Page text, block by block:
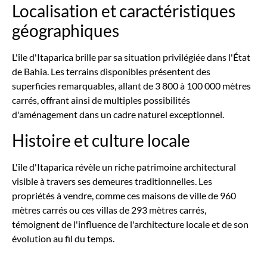
Localisation et caractéristiques
géographiques
L'île d'Itaparica brille par sa situation privilégiée dans l'État
de Bahia. Les terrains disponibles présentent des
superficies remarquables, allant de 3 800 à 100 000 mètres
carrés, offrant ainsi de multiples possibilités
d'aménagement dans un cadre naturel exceptionnel.
Histoire et culture locale
L'île d'Itaparica révèle un riche patrimoine architectural
visible à travers ses demeures traditionnelles. Les
propriétés à vendre, comme ces maisons de ville de 960
mètres carrés ou ces villas de 293 mètres carrés,
témoignent de l'influence de l'architecture locale et de son
évolution au fil du temps.